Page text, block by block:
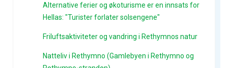
Alternative ferier og økoturisme er en innsats for
Hellas: "Turister forlater solsengene"
Friluftsaktiviteter og vandring i Rethymnos natur
Natteliv i Rethymno (Gamlebyen i Rethymno og